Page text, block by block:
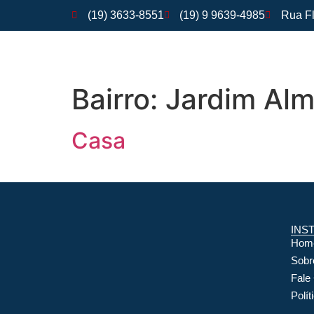
(19) 3633-8551 (19) 9 9639-4985 Rua
Bairro: Jardim
Casa
Fale